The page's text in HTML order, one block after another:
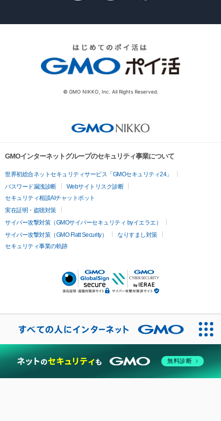
© GMO NIKKO, Inc. All Rights Reserved.
GMOインターネットグループのセキュリティ事業について
世界初総合ネットセキュリティサービス「GMOセキュリティ24」
パスワード漏洩診断
Webサイトリスク診断
セキュリティ相談AIチャットボット
実在証明・盗聴対策
サイバー攻撃対策（GMOサイバーセキュリティ byイエラエ）
サイバー攻撃対策（GMO Flatt Security）
なりすまし対策
セキュリティ事業の軌跡
無料診断